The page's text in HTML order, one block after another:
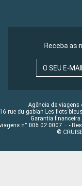
Receba as
O SEU E-
Agência de viagens
16 rue du gabian Les flots
Garantia
n° 006 02 0007 – -
©